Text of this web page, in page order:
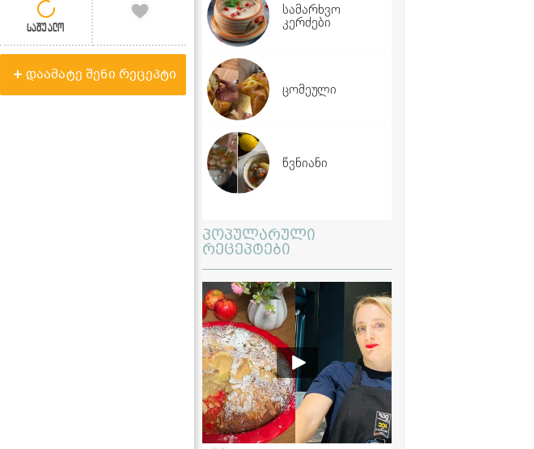
საშუალო
დაამატე შენი რეცეპტი
სამარხვო
კერძები
ცომეული
წვნიანი
პოპულარული
რეცეპტები